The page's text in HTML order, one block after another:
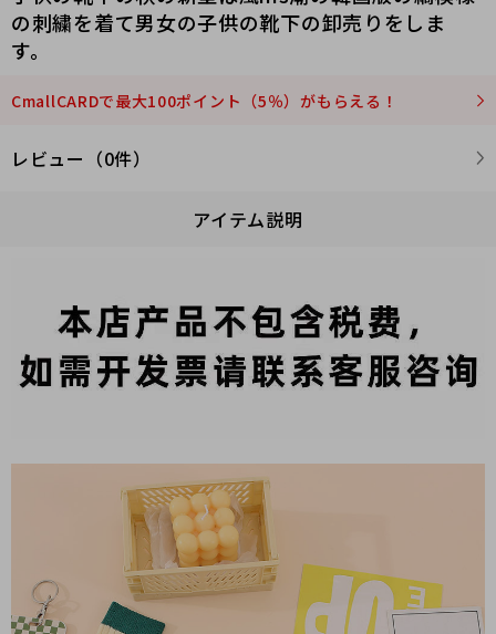
の刺繍を着て男女の子供の靴下の卸売りをしま
す。
CmallCARDで最大100ポイント（5％）がもらえる！
レビュー（0件）
アイテム説明